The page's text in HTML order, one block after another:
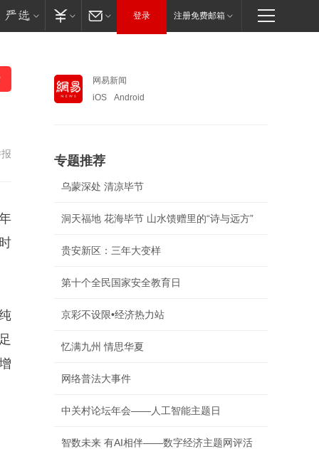
登录 注册免费邮箱
网易新闻
iOS
Android
专题推荐
乌蒙深处 清凉毕节
洞天福地 花海毕节 山水馈赠里的“诗与远方”
贵安新区：三年大变样
第十个全民国家安全教育日
京彩不设限•经济热力站
忆满九州 情思华夏
网络普法大事件
中关村论坛年会——人工智能主题日
智数未来 有AI相伴——数字经济主题网评活